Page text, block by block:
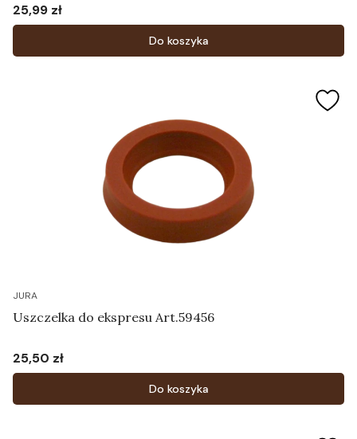
Cena
25,99 zł
Do koszyka
JURA
Uszczelka do ekspresu Art.59456
Cena
25,50 zł
Do koszyka